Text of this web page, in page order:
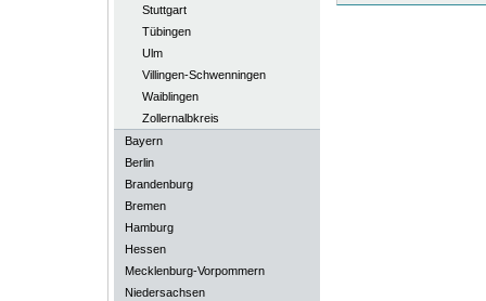
Stuttgart
Tübingen
Ulm
Villingen-Schwenningen
Waiblingen
Zollernalbkreis
Bayern
Berlin
Brandenburg
Bremen
Hamburg
Hessen
Mecklenburg-Vorpommern
Niedersachsen